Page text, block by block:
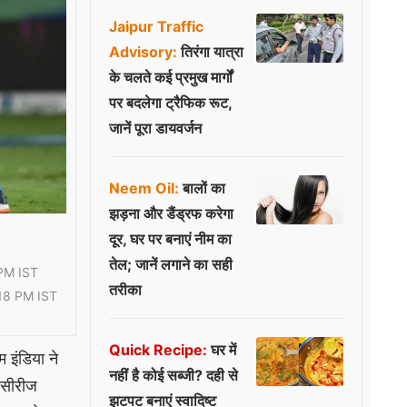
IST
PM IST
इंडिया ने
Jaipur Traffic
Advisory: तिरंगा यात्रा
के चलते कई प्रमुख मार्गों
पर बदलेगा ट्रैफिक रूट,
जानें पूरा डायवर्जन
Neem Oil: बालों का
झड़ना और डैंड्रफ करेगा
दूर, घर पर बनाएं नीम का
तेल; जानें लगाने का सही
तरीका
Quick Recipe: घर में
नहीं है कोई सब्जी? दही से
झटपट बनाएं स्वादिष्ट